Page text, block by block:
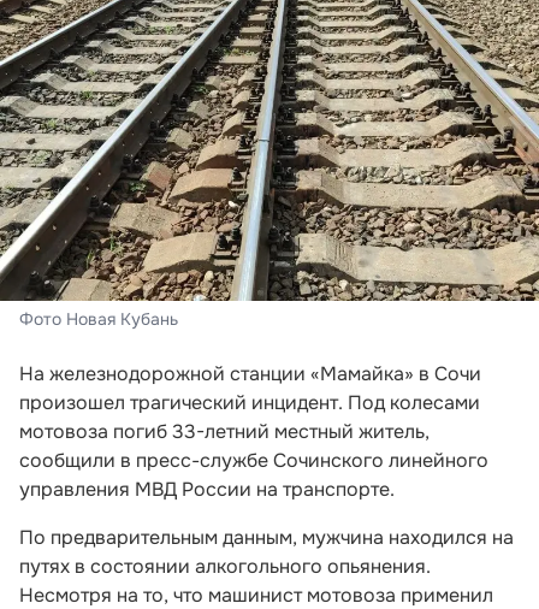
Фото Новая Кубань
На железнодорожной станции «Мамайка» в Сочи
произошел трагический инцидент. Под колесами
мотовоза погиб 33-летний местный житель,
сообщили в пресс-службе Сочинского линейного
управления МВД России на транспорте.
По предварительным данным, мужчина находился на
путях в состоянии алкогольного опьянения.
Несмотря на то, что машинист мотовоза применил